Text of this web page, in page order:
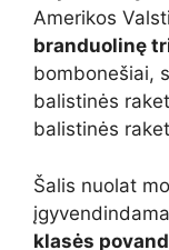
Amerikos
branduolinę
bombonešiai,
balistinės
balistinės
Šalis nuolat
klasės